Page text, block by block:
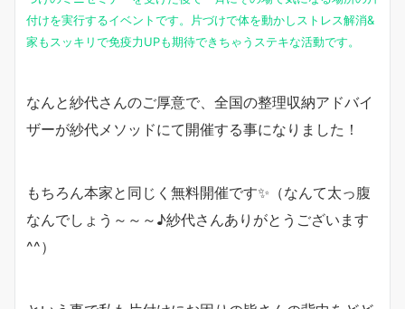
付けを実行するイベントです。片づけで体を動かしストレス解消&
家もスッキリで免疫力UPも期待できちゃうステキな活動です。
なんと紗代さんのご厚意で、全国の整理収納アドバイ
ザーが紗代メソッドにて開催する事になりました！
もちろん本家と同じく無料開催です✨（なんて太っ腹
なんでしょう～～～♪紗代さんありがとうございます
^^）